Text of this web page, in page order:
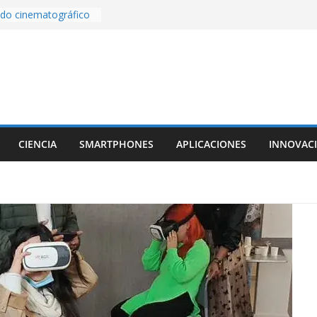
la cámara:
AI
un juego de
con Inteligencia
IA
CIENCIA SMARTPHONES APLICACIONES